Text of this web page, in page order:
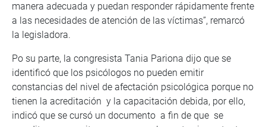
manera adecuada y puedan responder rápidamente frente
a las necesidades de atención de las víctimas”, remarcó
la legisladora.
Po su parte, la congresista Tania Pariona dijo que se
identificó que los psicólogos no pueden emitir
constancias del nivel de afectación psicológica porque no
tienen la acreditación y la capacitación debida, por ello,
indicó que se cursó un documento a fin de que se